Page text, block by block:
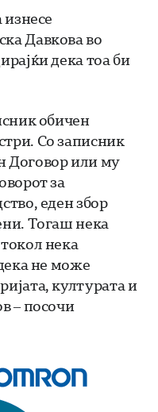
изнесе
Давкова во
дека тоа би
обичен
Со записник
Договор или му
за
еден збор
Тогаш нека
нека
не може
културата и
– посочи